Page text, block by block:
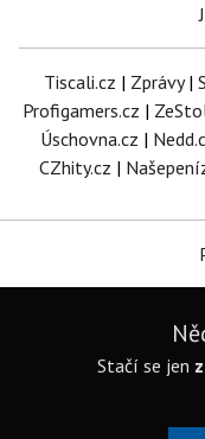
Tiscali.cz | Zprávy|
Profigamers.cz |
Úschovna.cz |
CZhity.cz |
Stačí se jen